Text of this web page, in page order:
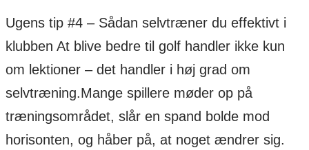
Ugens tip #4 – Sådan selvtræner du effektivt i
klubben At blive bedre til golf handler ikke kun
om lektioner – det handler i høj grad om
selvtræning.Mange spillere møder op på
træningsområdet, slår en spand bolde mod
horisonten, og håber på, at noget ændrer sig.